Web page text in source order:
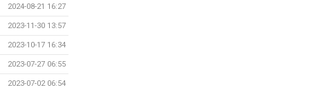
2024-08-21 16:27
2023-11-30 13:57
2023-10-17 16:34
2023-07-27 06:55
2023-07-02 06:54